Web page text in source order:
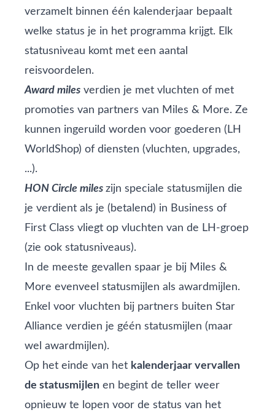
verzamelt binnen één kalenderjaar bepaalt
welke status je in het programma krijgt. Elk
statusniveau komt met een aantal
reisvoordelen.
Award miles verdien je met vluchten of met
promoties van partners van Miles & More. Ze
kunnen ingeruild worden voor goederen (LH
WorldShop) of diensten (vluchten, upgrades,
...).
HON Circle miles zijn speciale statusmijlen die
je verdient als je (betalend) in Business of
First Class vliegt op vluchten van de LH-groep
(zie ook statusniveaus).
In de meeste gevallen spaar je bij Miles &
More evenveel statusmijlen als awardmijlen.
Enkel voor vluchten bij partners buiten Star
Alliance verdien je géén statusmijlen (maar
wel awardmijlen).
Op het einde van het kalenderjaar vervallen
de statusmijlen en begint de teller weer
opnieuw te lopen voor de status van het